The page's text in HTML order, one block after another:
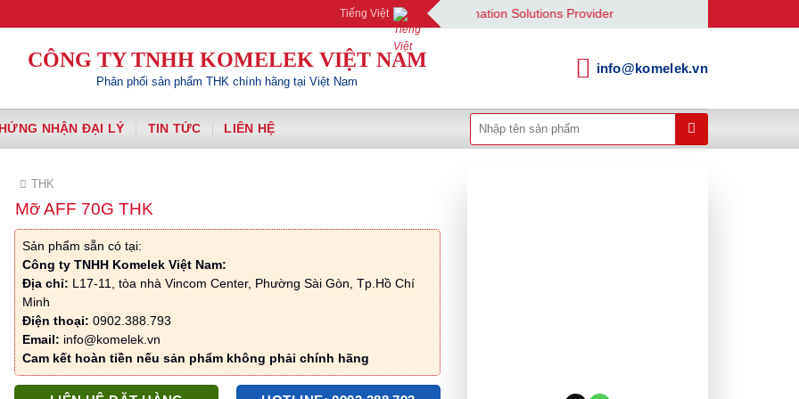
Tiếng Việt
Komelek | Your Automation Solutions Provider
CÔNG TY TNHH KOMELEK VIỆT NAM
Phân phối sản phẩm THK chính hãng tại Việt Nam
info@komelek.vn
NHẬN ĐẠI LÝ TIN TỨC LIÊN HỆ
Tìm
kiếm:
THK
Mỡ AFF 70G THK
Sản phẩm sẵn có tại:
Công ty TNHH Komelek Việt Nam:
Địa chỉ: L17-11, tòa nhà Vincom Center, Phường Sài Gòn, Tp.Hồ Chí
Minh
Điện thoại: 0902.388.793
Email: info@komelek.vn
Cam kết hoàn tiền nếu sản phẩm không phải chính hãng